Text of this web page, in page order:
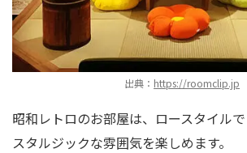
出典： https://roomclip.jp
昭和レトロのお部屋は、ロースタイル
スタルジックな雰囲気を楽しめます。